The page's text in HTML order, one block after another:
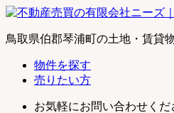
不
鳥取県伯郡琴浦町の土地・賃貸
物件を探す
売りたい方
お気軽にお問い合わせくだ